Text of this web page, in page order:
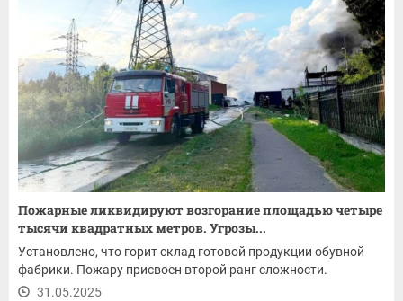
Пожарные ликвидируют возгорание площадью четыре
тысячи квадратных метров. Угрозы...
Установлено, что горит склад готовой продукции обувной
фабрики. Пожару присвоен второй ранг сложности.
31.05.2025